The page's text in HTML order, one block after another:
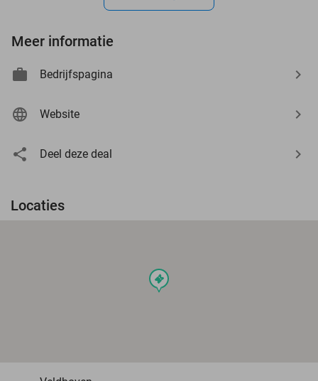
Meer informatie
Bedrijfspagina
Website
Deel deze deal
Locaties
events